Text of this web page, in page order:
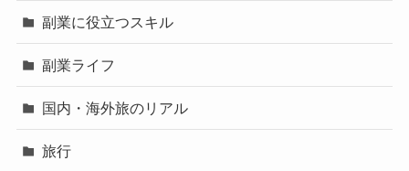
副業に役立つスキル
副業ライフ
国内・海外旅のリアル
旅行